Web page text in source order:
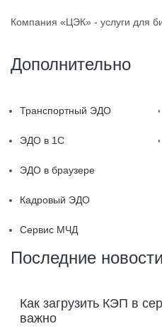
Компания «ЦЭК» - услуги для
Дополнительно
Транспортный ЭДО
ЭДО в 1С
ЭДО в браузере
Кадровый ЭДО
Сервис МЧД
Последние новости
Как загрузить КЭП в
важно